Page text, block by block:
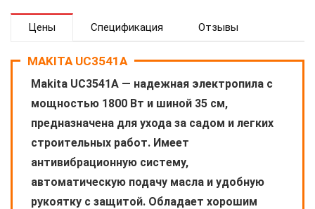
Цены Спецификация Отзывы
MAKITA UC3541A
Makita UC3541A — надежная электропила с
мощностью 1800 Вт и шиной 35 см,
предназначена для ухода за садом и легких
строительных работ. Имеет
антивибрационную систему,
автоматическую подачу масла и удобную
рукоятку с защитой. Обладает хорошим